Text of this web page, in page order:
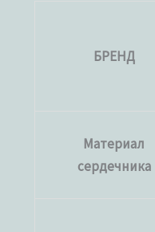
БРЕНД
Материал
сердечника